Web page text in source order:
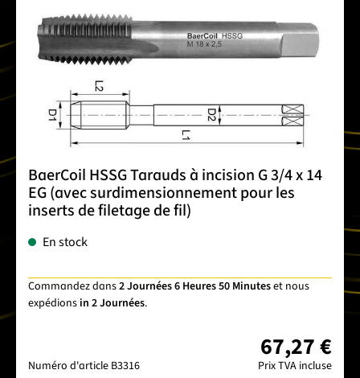
BaerCoil HSSG Tarauds à incision G 3/4 x 14
EG (avec surdimensionnement pour les
inserts de filetage de fil)
En stock
Commandez dans2 Journées 6 Heures 50 Minuteset nous
expédions in 2 Journées.
Numéro d'article B3316
67,27 €
Prix TVA incluse